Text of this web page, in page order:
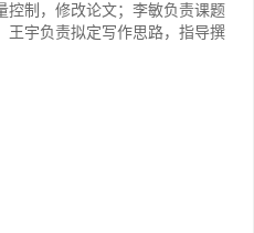
控制，修改论文；李敏负责课题
王宇负责拟定写作思路，指导撰